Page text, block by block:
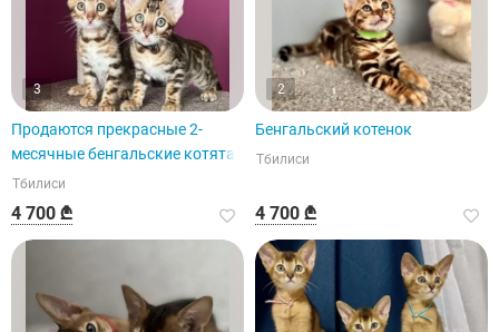
3
Продаются прекрасные 2-
месячные бенгальские котята.
Тбилиси
4 700 ₾
2
Бенгальский котенок
Тбилиси
4 700 ₾